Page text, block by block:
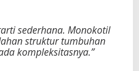
sederhana. Monokotil
struktur tumbuhan
kompleksitasnya.”